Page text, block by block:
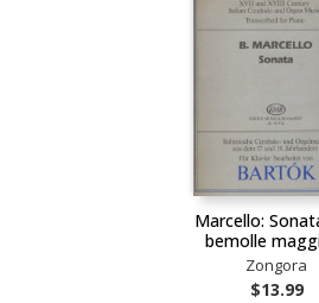
Marcello:
bemolle
Zongora
$13.99